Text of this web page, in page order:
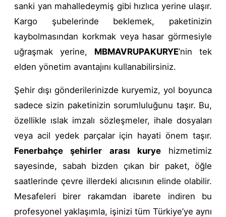
sanki yan mahalledeymiş gibi hızlıca yerine ulaşır.
Kargo şubelerinde beklemek, paketinizin
kaybolmasından korkmak veya hasar görmesiyle
uğraşmak yerine, MBMAVRUPAKURYE’nin tek
elden yönetim avantajını kullanabilirsiniz.
Şehir dışı gönderilerinizde kuryemiz, yol boyunca
sadece sizin paketinizin sorumluluğunu taşır. Bu,
özellikle ıslak imzalı sözleşmeler, ihale dosyaları
veya acil yedek parçalar için hayati önem taşır.
Fenerbahçe şehirler arası kuryehizmetimiz
sayesinde, sabah bizden çıkan bir paket, öğle
saatlerinde çevre illerdeki alıcısının elinde olabilir.
Mesafeleri birer rakamdan ibarete indiren bu
profesyonel yaklaşımla, işinizi tüm Türkiye’ye aynı